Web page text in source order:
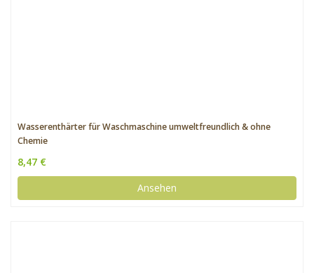
Wasserenthärter für Waschmaschine umweltfreundlich & ohne
Chemie
8,47 €
Ansehen